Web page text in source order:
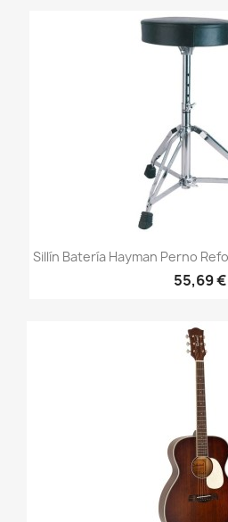
Sillín Batería Hayman Perno
55,69 €